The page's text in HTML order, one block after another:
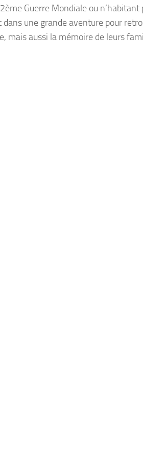
Guerre Mondiale ou
dans une grande aventure pour
mais aussi la mémoire de leurs